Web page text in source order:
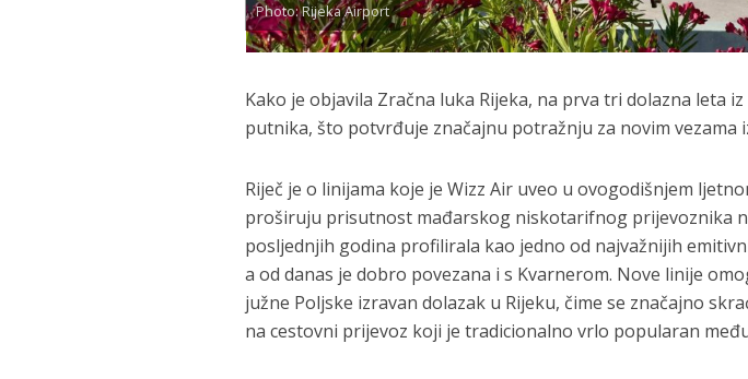
Photo: Rijeka Airport
Kako je objavila Zračna luka Rijeka, na prva tri dolazna leta
putnika, što potvrđuje značajnu potražnju za novim vezama
Riječ je o linijama koje je Wizz Air uveo u ovogodišnjem
proširuju prisutnost mađarskog niskotarifnog prijevoznika
posljednjih godina profilirala kao jedno od najvažnijih
a od danas je dobro povezana i s Kvarnerom. Nove linije
južne Poljske izravan dolazak u Rijeku, čime se značajno
na cestovni prijevoz koji je tradicionalno vrlo popularan